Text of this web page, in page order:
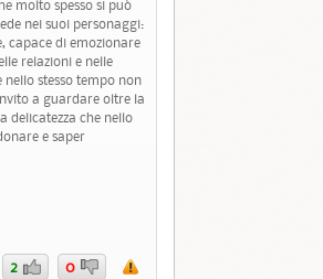
molto spesso si può
nei suoi personaggi:
capace di emozionare
relazioni e nelle
stesso tempo non
a guardare oltre la
delicatezza che nello
e saper
2 0